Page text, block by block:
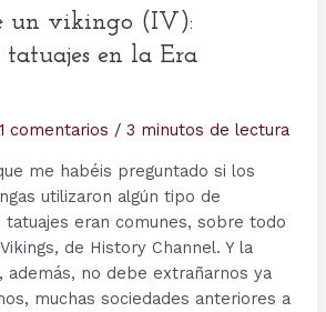
un vikingo (IV):
en la Era
comentarios / 3 minutos de lectura
me habéis preguntado si los
utilizaron algún tipo de
tatuajes eran comunes, sobre todo
de History Channel. Y la
además, no debe extrañarnos ya
muchas sociedades anteriores a